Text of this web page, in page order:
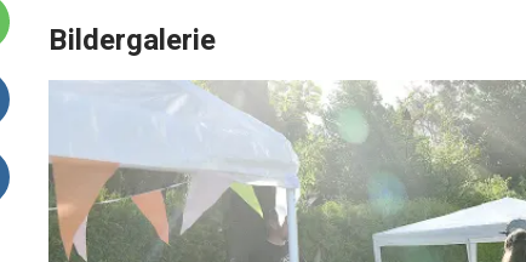
Bildergalerie